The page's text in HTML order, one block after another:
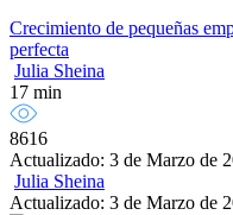
Crecimiento de pequeñas
perfecta
Julia Sheina
17 min
8616
Actualizado: 3 de Marzo de
Julia Sheina
Actualizado: 3 de Marzo de